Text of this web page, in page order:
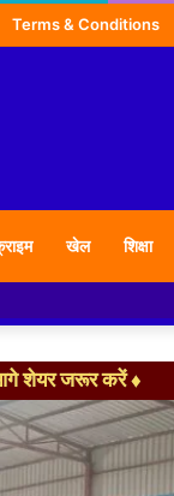
Terms & Conditions
खेल शिक्षा
शेयर जरूर करें ♦